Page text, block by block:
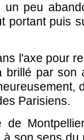
un peu
portant puis
l'axe pour
brillé par son
Parisiens.
de